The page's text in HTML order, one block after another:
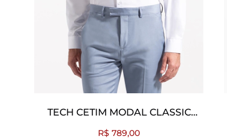
TECH CETIM MODAL CLASSIC
BRANCO
R$ 789,00